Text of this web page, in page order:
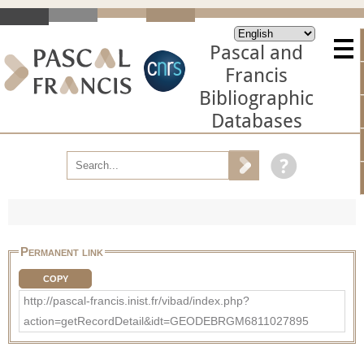
Pascal and
Francis
Bibliographic
Databases
Permanent link
COPY
http://pascal-francis.inist.fr/vibad/index.php?
action=getRecordDetail&idt=GEODEBRGM6811027895